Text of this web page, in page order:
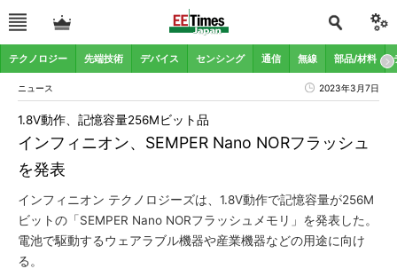
テクノロジー 先端技術 デバイス センシング 通信 無線 部品/材料
ニュース 2023年3月7日
インフィニオン、SEMPER Nano NORフラッシュ
を発表
1.8V動作、記憶容量256Mビット品
インフィニオン テクノロジーズは、1.8V動作で記憶容量が256M
ビットの「SEMPER Nano NORフラッシュメモリ」を発表した。
電池で駆動するウェアラブル機器や産業機器などの用途に向け
る。